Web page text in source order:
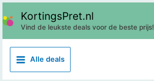
Ga
naar
inhoud
KortingsPret.nl
Vind de leukste deals voor de beste prijs!
Alle deals